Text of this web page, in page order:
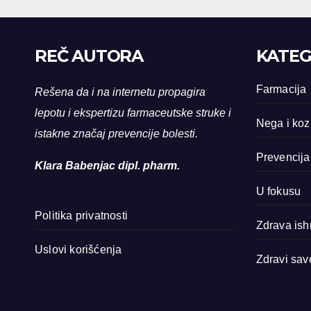
REČ AUTORA
Rešena da i na internetu propagira
lepotu i ekspertizu farmaceutske struke i
istakne značaj prevencije bolesti.
Klara Babenjac dipl. pharm.
Politika privatnosti
Uslovi korišćenja
Farmacija
Nega i
Prevencija
U fokusu
Zdrava
Zdravi